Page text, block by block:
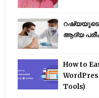
ആദ്യ
How to
Tools)